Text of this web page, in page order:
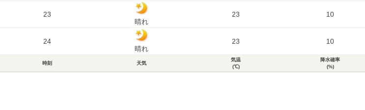
23
晴れ
23 10
24
晴れ
23 10
時刻 天気
気温
(℃)
降水確率
(%)